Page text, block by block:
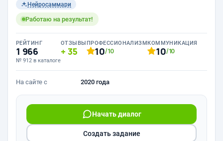
Нейросаммари
Работаю на результат!
РЕЙТИНГ
1 966
№ 912 в каталоге
ОТЗЫВЫ
35
ПРОФЕССИОНАЛИЗМ
10/10
КОММУНИКАЦИЯ
10/10
На сайте с 2020 года
Начать диалог
Создать задание